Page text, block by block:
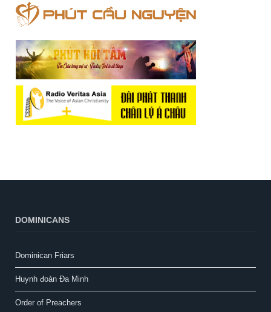
DOMINICANS
Dominican Friars
Huynh đoàn Đa Minh
Order of Preachers